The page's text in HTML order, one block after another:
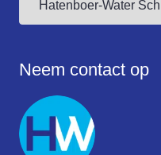
Neem contact op